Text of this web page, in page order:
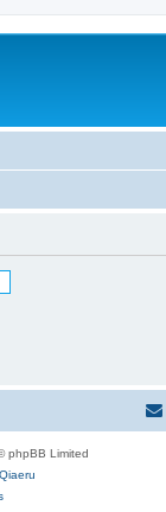
phpBB Limited
Qiaeru